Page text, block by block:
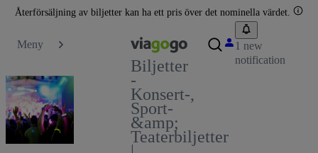
Återförsäljning av biljetter kan ha ett pris över det nominella värdet.
Meny
Biljetter
-
Konsert-,
Sport-
&amp;
Teaterbiljetter
1 new
notification